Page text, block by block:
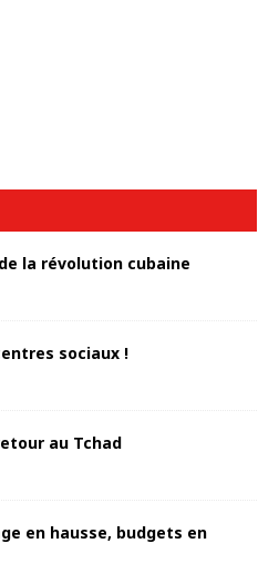
la révolution cubaine
sociaux !
au Tchad
en hausse, budgets en